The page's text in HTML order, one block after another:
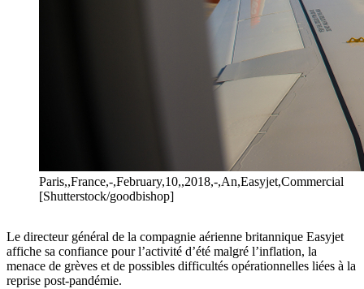
Paris,,France,-,February,10,,2018,-,An,Easyjet,Commercial
[Shutterstock/goodbishop]
Le directeur général de la compagnie aérienne britannique Easyjet
affiche sa confiance pour l’activité d’été malgré l’inflation, la
menace de grèves et de possibles difficultés opérationnelles liées à la
reprise post-pandémie.